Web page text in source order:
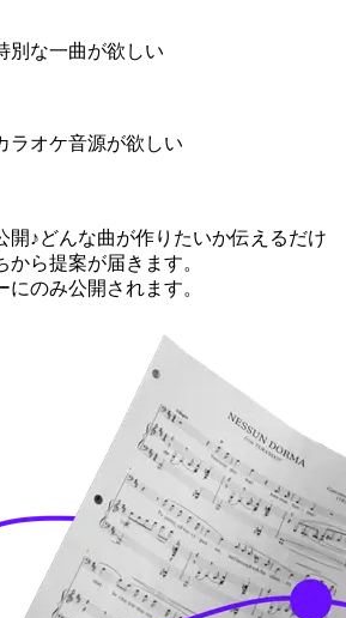
別な一曲が欲しい
ラオケ音源が欲しい
開♪どんな曲が作りたいか伝えるだけ
ら提案が届きます。
のみ公開されます。